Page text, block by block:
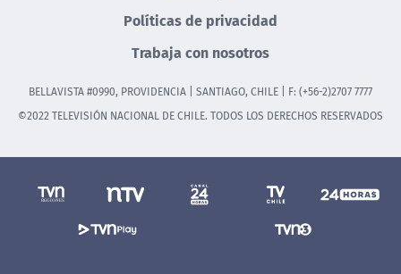
Políticas de privacidad
Trabaja con nosotros
BELLAVISTA #0990, PROVIDENCIA | SANTIAGO, CHILE | F: (+56-2)2707 7777
©2022 TELEVISIÓN NACIONAL DE CHILE. TODOS LOS DERECHOS RESERVADOS